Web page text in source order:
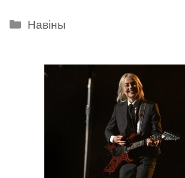
Categories
Навіны